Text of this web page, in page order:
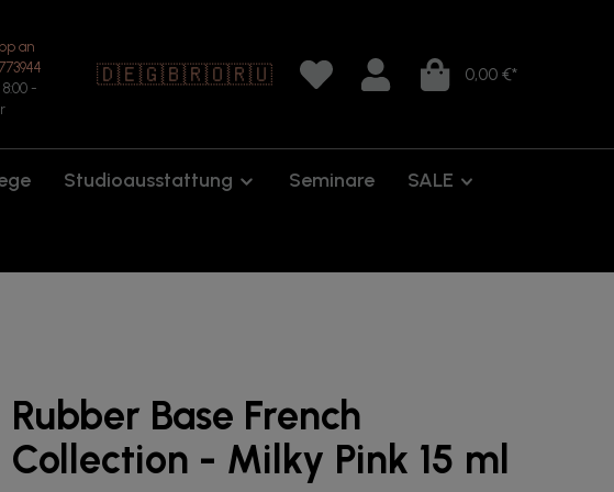
an
-
🇩🇪🇬🇧🇷🇴🇷🇺 0,00 €*
Studioausstattung Seminare SALE
Rubber Base French
Collection - Milky Pink 15 ml